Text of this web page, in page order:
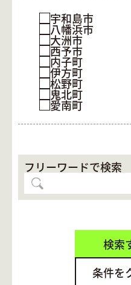
宇和島市
八幡浜市
大洲市
西予市
内子町
伊方町
松野町
鬼北町
愛南町
フリーワードで検索
検索
条件を